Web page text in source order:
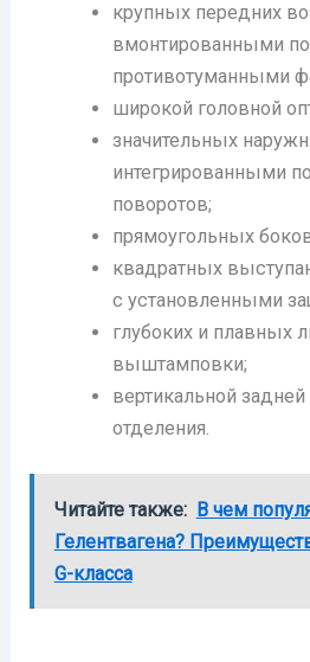
крупных передних
вмонтированными
противотуманными
широкой головной
значительных
интегрированными
поворотов;
прямоугольных
квадратных
с установленными
глубоких и плавных
выштамповки;
вертикальной
отделения.
Читайте также: В чем
Гелентвагена?
G-класса